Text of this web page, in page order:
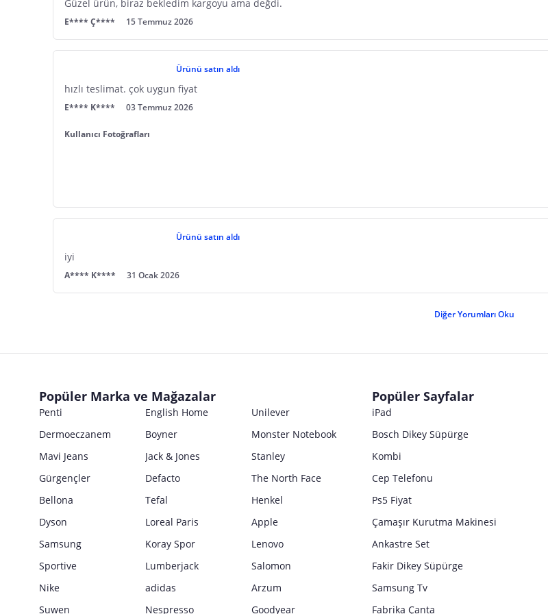
Güzel ürün, biraz bekledim kargoyu ama değdi.
E**** Ç**** 15 Temmuz 2026
Ürünü satın aldı
hızlı teslimat. çok uygun fiyat
E**** K**** 03 Temmuz 2026
Kullanıcı Fotoğrafları
Ürünü satın aldı
iyi
A**** K**** 31 Ocak 2026
Diğer Yorumları Oku
Popüler Marka ve Mağazalar
Penti English Home
Unilever
Dermoeczanem
Boyner
Monster Notebook
Mavi Jeans
Jack & Jones
Stanley
Gürgençler
Defacto
The North Face
Bellona
Tefal
Henkel
Dyson
Loreal Paris
Apple
Samsung
Koray Spor
Lenovo
Sportive
Lumberjack
Salomon
Nike
adidas
Arzum
Suwen
Nespresso Goodyear
Popüler Sayfalar
iPad
Bosch Dikey Süpürge
Kombi
Cep Telefonu
Ps5 Fiyat
Çamaşır Kurutma Makinesi
Ankastre Set
Fakir Dikey Süpürge
Samsung Tv
Fabrika Çanta